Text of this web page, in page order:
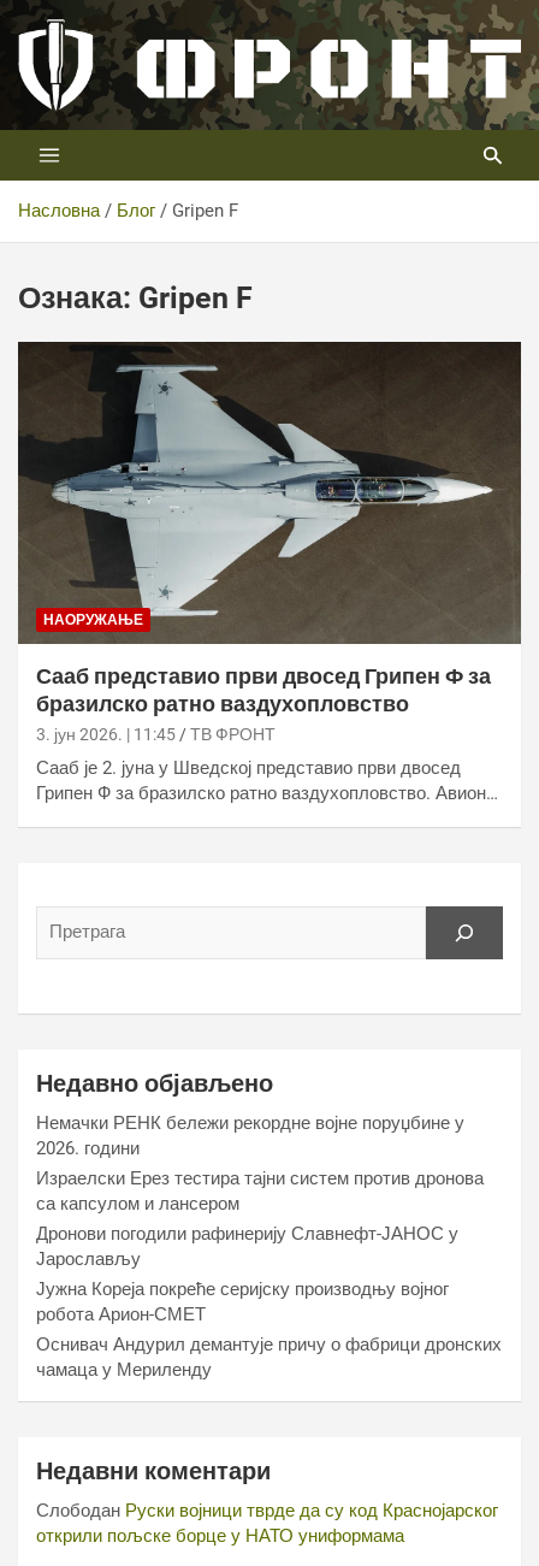
Скип
цонтент
Телевизија ФРОНТ
Први војни канал у Србији
Насловна Блог Gripen F
Ознака: Gripen F
НАОРУЖАЊЕ
Сааб представио први двосед Грипен Ф за
бразилско ратно ваздухопловство
3. јун 2026. | 11:45 ТВ ФРОНТ
Сааб је 2. јуна у Шведској представио први двосед
Грипен Ф за бразилско ратно ваздухопловство. Авион…
Недавно објављено
Немачки РЕНК бележи рекордне војне поруџбине у
2026. години
Израелски Ерез тестира тајни систем против дронова
са капсулом и лансером
Дронови погодили рафинерију Славнефт-ЈАНОС у
Јарослављу
Јужна Кореја покреће серијску производњу војног
робота Арион-СМЕТ
Оснивач Андурил демантује причу о фабрици дронских
чамаца у Мериленду
Недавни коментари
Слободан Руски војници тврде да су код Краснојарског
открили пољске борце у НАТО униформама